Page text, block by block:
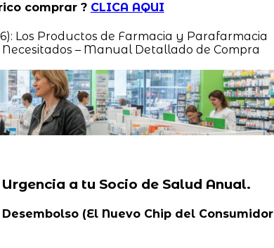
comprar ? CLICA AQUI
Los Productos de Farmacia y Parafarmacia
– Manual Detallado de Compra
a tu Socio de Salud Anual.
(El Nuevo Chip del Consumidor